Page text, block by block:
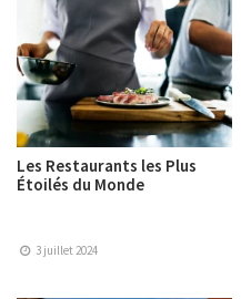
Les Restaurants les Plus
Étoilés du Monde
3 juillet 2024